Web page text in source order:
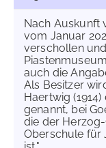
Nach Auskunft
vom Januar
verschollen
auch die
Als Besitzer
Haertwig
genannt, bei
die der
Oberschule für